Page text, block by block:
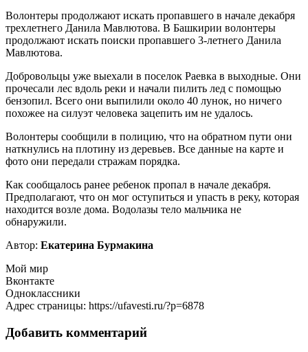
Волонтеры продолжают искать пропавшего в начале декабря
трехлетнего Данила Мавлютова. В Башкирии волонтеры
продолжают искать поиски пропавшего 3-летнего Данила
Мавлютова.
Добровольцы уже выехали в поселок Раевка в выходные. Они
прочесали лес вдоль реки и начали пилить лед с помощью
бензопил. Всего они выпилили около 40 лунок, но ничего
похожее на силуэт человека зацепить им не удалось.
Волонтеры сообщили в полицию, что на обратном пути они
наткнулись на плотину из деревьев. Все данные на карте и
фото они передали стражам порядка.
Как сообщалось ранее ребенок пропал в начале декабря.
Предполагают, что он мог оступиться и упасть в реку, которая
находится возле дома. Водолазы тело мальчика не
обнаружили.
Автор: Екатерина Бурмакина
Мой мир
Вконтакте
Одноклассники
Адрес страницы: https://ufavesti.ru/?p=6878
Добавить комментарий